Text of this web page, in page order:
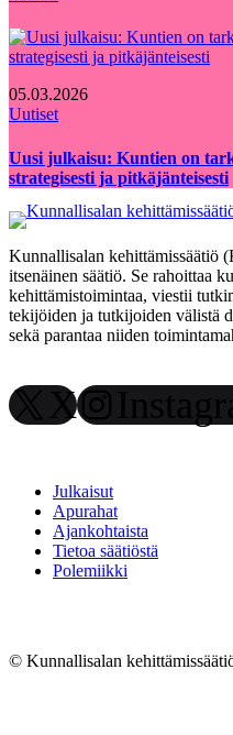
05.03.2026
Uutiset
Uusi julkaisu: Kuntien on
strategisesti ja pitkäjänteisesti
Kunnallisalan kehittämissäätiö
itsenäinen säätiö. Se rahoittaa
kehittämistoimintaa, viestii
tekijöiden ja tutkijoiden välistä
sekä parantaa niiden
X
Julkaisut
Apurahat
Ajankohtaista
Tietoa säätiöstä
Polemiikki
© Kunnallisalan